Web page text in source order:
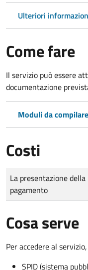
Ulteriori
Come fare
Il servizio può essere
documentazione
Moduli da
Costi
Tipo di pagamento
Importo
La presentazione
pagamento
Cosa serve
Per accedere al
SPID (sistema